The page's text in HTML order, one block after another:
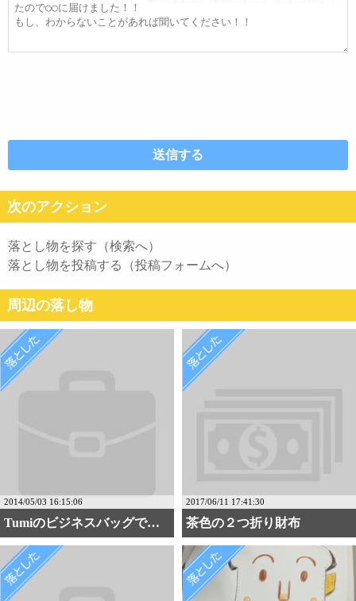
文
次のアクション
落とし物を探す（検索へ）
落とし物を投稿する（投稿フォームへ）
周辺の落し物
2014/05/03 16:15:06
Tumiのビジネスバッグです。
2017/06/11 17:41:30
茶色の２つ折り財布